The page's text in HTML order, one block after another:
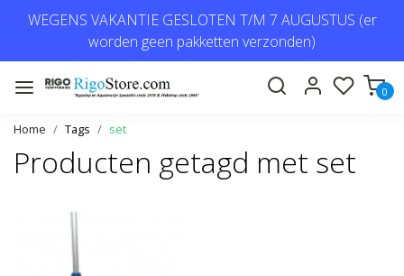
WEGENS VAKANTIE GESLOTEN T/M 7 AUGUSTUS (er
worden geen pakketten verzonden)
0
Home Tags set
Producten getagd met set